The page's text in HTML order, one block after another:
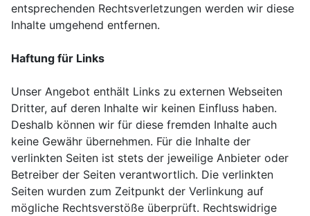
entsprechenden Rechtsverletzungen werden wir diese
Inhalte umgehend entfernen.
Haftung für Links
Unser Angebot enthält Links zu externen Webseiten
Dritter, auf deren Inhalte wir keinen Einfluss haben.
Deshalb können wir für diese fremden Inhalte auch
keine Gewähr übernehmen. Für die Inhalte der
verlinkten Seiten ist stets der jeweilige Anbieter oder
Betreiber der Seiten verantwortlich. Die verlinkten
Seiten wurden zum Zeitpunkt der Verlinkung auf
mögliche Rechtsverstöße überprüft. Rechtswidrige